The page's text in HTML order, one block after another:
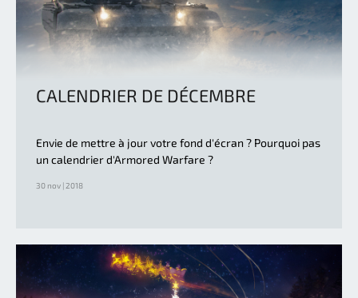
CALENDRIER DE DÉCEMBRE
Envie de mettre à jour votre fond d'écran ? Pourquoi pas
un calendrier d'Armored Warfare ?
30 nov | 2018